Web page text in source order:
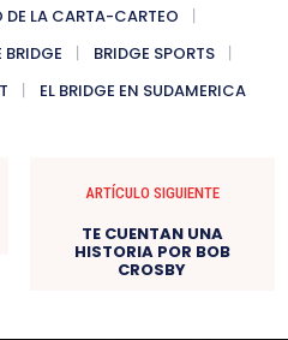
DE LA CARTA-CARTEO
BRIDGE SPORTS
EL BRIDGE EN SUDAMERICA
ARTÍCULO SIGUIENTE
TE CUENTAN UNA
HISTORIA POR BOB
CROSBY